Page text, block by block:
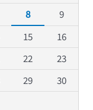
8
9
15
16
22
23
29
30